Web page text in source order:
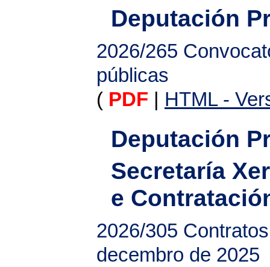
Deputación
2026/265
públicas
( PDF HTML -
Deputación
Secretaría
e
2026/305
decembro de 2025